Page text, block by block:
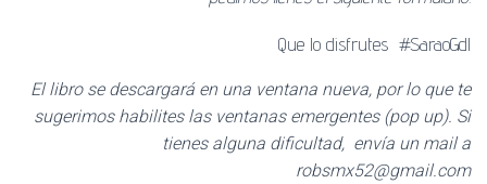
Que lo disfrutes #SaraoGdl
El libro se descargará en una ventana nueva, por lo que te
sugerimos habilites las ventanas emergentes (pop up). Si
tienes alguna dificultad, envía un mail a
robsmx52@gmail.com